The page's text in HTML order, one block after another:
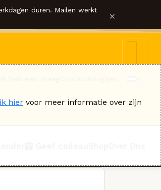
duren. Mailen werkt ×
hier voor meer informatie over zijn